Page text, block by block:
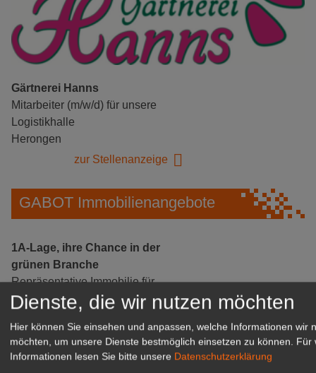
Gärtnerei Hanns
Mitarbeiter (m/w/d) für unsere
Logistikhalle
Herongen
zur Stellenanzeige
GABOT Immobilienangebote
1A-Lage, ihre Chance in der
grünen Branche
Repräsentative Immobilie für
IHREN Betrieb!
GABOT Marktplatz
Dienste, die wir nutzen möchten
Hier können Sie einsehen und anpassen, welche Informationen wir
möchten, um unsere Dienste bestmöglich einsetzen zu können.
Für
Informationen lesen Sie bitte unsere Datenschutzerklärung